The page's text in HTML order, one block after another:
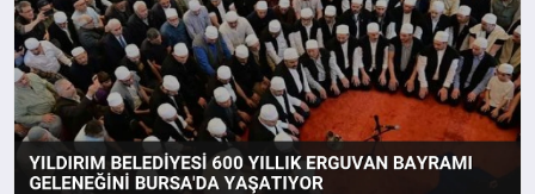
TEKNOLOJI
YAŞAM